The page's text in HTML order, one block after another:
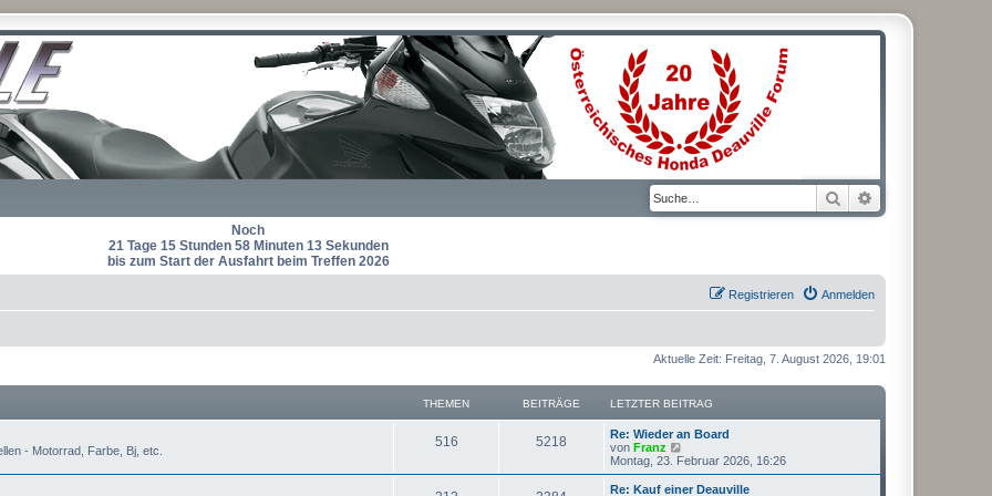
Suche
Noch
21 Tage 15 Stunden 58 Minuten 12 Sekunden
bis zum Start der Ausfahrt beim Treffen 2026
Anmelden
Registrieren
Aktuelle Zeit: Freitag, 7. August 2026, 19:01
THEMEN BEITRÄGE LETZTER BEITRAG
- Motorrad, Farbe, Bj, etc.
516T
5218
L
e
t
z
t
Re: Wieder an Board
von Franz
e
u
e
Montag, 23. Februar 2026, 16:26
L
Re: Kauf einer Deauville